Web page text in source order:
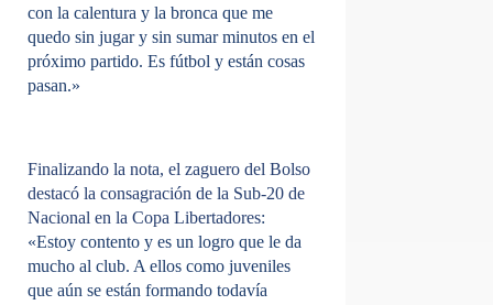
con la calentura y la bronca que me
quedo sin jugar y sin sumar minutos en el
próximo partido. Es fútbol y están cosas
pasan.»
Finalizando la nota, el zaguero del Bolso
destacó la consagración de la Sub-20 de
Nacional en la Copa Libertadores:
«Estoy contento y es un logro que le da
mucho al club. A ellos como juveniles
que aún se están formando todavía